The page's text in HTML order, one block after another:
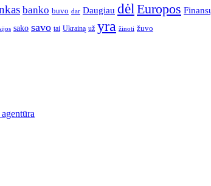
banko buvo dar Daugiau dėl Europos
sako savo tai Ukrainą už yra žinoti žuvo